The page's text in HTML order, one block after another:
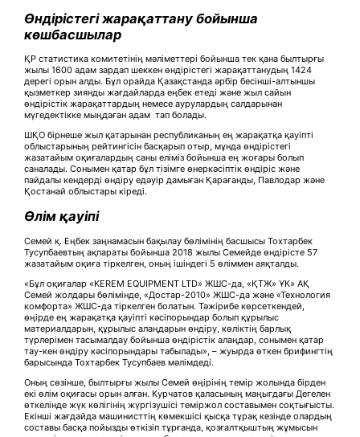
Өндірістегі жарақаттану бойынша
көшбасшылар
ҚР статистика комитетінің мәліметтері бойынша тек қана былтырғы
жылы 1600 адам зардап шеккен өндірістегі жарақаттанудың 1424
дерегі орын алды. Бұл орайда Қазақстанда әрбір бесінші-алтыншы
қызметкер зиянды жағдайларда еңбек етеді және жыл сайын
өндірістік жарақаттардың немесе аурулардың салдарынан
мүгедектікке мыңдаған адам тап болады.
ШҚО бірнеше жыл қатарынан республиканың ең жарақатқа қауіпті
облыстарының рейтингісін басқарып отыр, мұнда өндірістегі
жазатайым оқиғалардың саны еліміз бойынша ең жоғары болып
саналады. Сонымен қатар бұл тізімге өнеркәсіптік өндіріс және
пайдалы кендерді өндіру едәуір дамыған Қарағанды, Павлодар және
Қостанай облыстары кіреді.
Өлім қауіпі
Семей қ. Еңбек заңнамасын бақылау бөлімінің басшысы Тохтарбек
Тусупбаевтың ақпараты бойынша 2018 жылы Семейде өндірісте 57
жазатайым оқиға тіркелген, оның ішіндегі 5 өліммен аяқталды.
«Бұл оқиғалар «KEREM EQUIPMENT LTD» ЖШС-да, «ҚТЖ» ҰК» АҚ
Семей жолдары бөлімінде, «Достар-2010» ЖШС-да және «Технология
комфорта» ЖШС-да тіркелген болатын. Тәжірибе көрсеткендей,
өңірде ең жарақатқа қауіпті кәсіпорындар болып құрылыс
материалдарын, құрылыс алаңдарын өндіру, көліктің барлық
түрлерімен тасымалдау бойынша өндірістік алаңдар, сонымен қатар
тау-кен өндіру кәсіпорындары табылады», – жуырда өткен брифингтің
барысында Тохтарбек Тусупбаев мәлімдеді.
Оның сөзінше, былтырғы жылы Семей өңірінің темір жолында бірден
екі өлім оқиғасы орын алған. Курчатов қаласының маңыгдағы Дегелен
өткелінде жүк көлігінің жүргізушісі теміржол составымен соқтығысты.
Екінші жағдайда машинисттің көмекшісі қысқа тұрақ кезінде олардың
составы басқа пойызды өткізіп тұрғанда, қозғалтқыштың жұмысын